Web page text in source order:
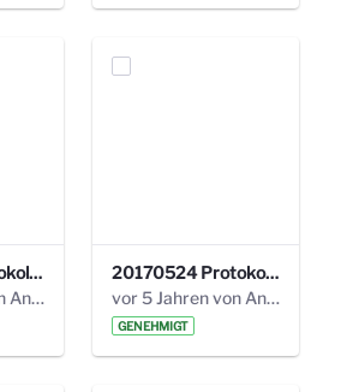
20171018 Protokoll 21. Steuerungskreis.pdf
vor 5 Jahren von Anni Schlumberger
20170524 Protokoll 20. Steuerungskreis.pdf
vor 5 Jahren von Anni Schlumberger
GENEHMIGT